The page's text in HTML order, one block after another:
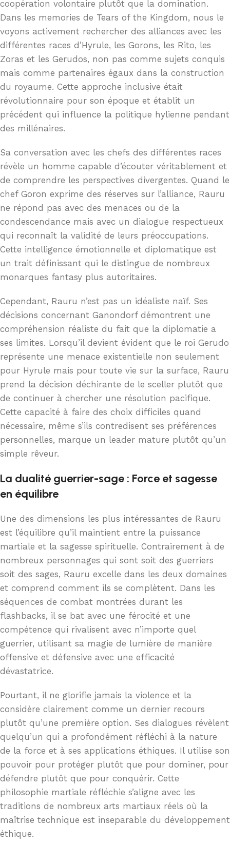
coopération volontaire plutôt que la domination.
Dans les memories de Tears of the Kingdom, nous le
voyons activement rechercher des alliances avec les
différentes races d’Hyrule, les Gorons, les Rito, les
Zoras et les Gerudos, non pas comme sujets conquis
mais comme partenaires égaux dans la construction
du royaume. Cette approche inclusive était
révolutionnaire pour son époque et établit un
précédent qui influence la politique hylienne pendant
des millénaires.
Sa conversation avec les chefs des différentes races
révèle un homme capable d’écouter véritablement et
de comprendre les perspectives divergentes. Quand le
chef Goron exprime des réserves sur l’alliance, Rauru
ne répond pas avec des menaces ou de la
condescendance mais avec un dialogue respectueux
qui reconnaît la validité de leurs préoccupations.
Cette intelligence émotionnelle et diplomatique est
un trait définissant qui le distingue de nombreux
monarques fantasy plus autoritaires.
Cependant, Rauru n’est pas un idéaliste naïf. Ses
décisions concernant Ganondorf démontrent une
compréhension réaliste du fait que la diplomatie a
ses limites. Lorsqu’il devient évident que le roi Gerudo
représente une menace existentielle non seulement
pour Hyrule mais pour toute vie sur la surface, Rauru
prend la décision déchirante de le sceller plutôt que
de continuer à chercher une résolution pacifique.
Cette capacité à faire des choix difficiles quand
nécessaire, même s’ils contredisent ses préférences
personnelles, marque un leader mature plutôt qu’un
simple rêveur.
La dualité guerrier-sage : Force et sagesse
en équilibre
Une des dimensions les plus intéressantes de Rauru
est l’équilibre qu’il maintient entre la puissance
martiale et la sagesse spirituelle. Contrairement à de
nombreux personnages qui sont soit des guerriers
soit des sages, Rauru excelle dans les deux domaines
et comprend comment ils se complètent. Dans les
séquences de combat montrées durant les
flashbacks, il se bat avec une férocité et une
compétence qui rivalisent avec n’importe quel
guerrier, utilisant sa magie de lumière de manière
offensive et défensive avec une efficacité
dévastatrice.
Pourtant, il ne glorifie jamais la violence et la
considère clairement comme un dernier recours
plutôt qu’une première option. Ses dialogues révèlent
quelqu’un qui a profondément réfléchi à la nature
de la force et à ses applications éthiques. Il utilise son
pouvoir pour protéger plutôt que pour dominer, pour
défendre plutôt que pour conquérir. Cette
philosophie martiale réfléchie s’aligne avec les
traditions de nombreux arts martiaux réels où la
maîtrise technique est inseparable du développement
éthique.